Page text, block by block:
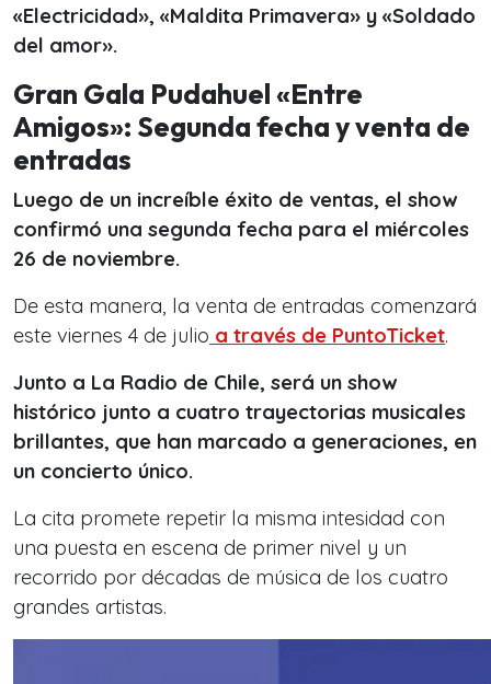
«Electricidad», «Maldita Primavera» y «Soldado
del amor».
Gran Gala Pudahuel «Entre
Amigos»: Segunda fecha y venta de
entradas
Luego de un increíble éxito de ventas, el show
confirmó una segunda fecha para el miércoles
26 de noviembre.
De esta manera, la venta de entradas comenzará
este viernes 4 de julio a través de PuntoTicket.
Junto a La Radio de Chile, será un show
histórico junto a cuatro trayectorias musicales
brillantes, que han marcado a generaciones, en
un concierto único.
La cita promete repetir la misma intesidad con
una puesta en escena de primer nivel y un
recorrido por décadas de música de los cuatro
grandes artistas.